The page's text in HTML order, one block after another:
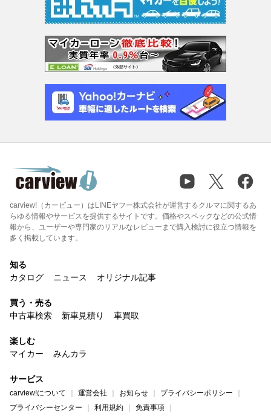
carview!（カービュー）はLINEヤフー株式会社が運営するクルマに関するあ
らゆる情報やサービスを提供するサイトです。価格やスペックなどの公式情
報から、ユーザーや専門家のリアルなレビューまで購入検討に役立つ情報を
多く掲載しています。
知る
カタログ
ニュース オリジナル記事
買う・売る
中古車検索
新車見積り 車買取
楽しむ
マイカー
みんカラ
サービス
carview!について 運営会社 お知らせ
プライバシーポリシー
プライバシーセンター
利用規約 免責事項